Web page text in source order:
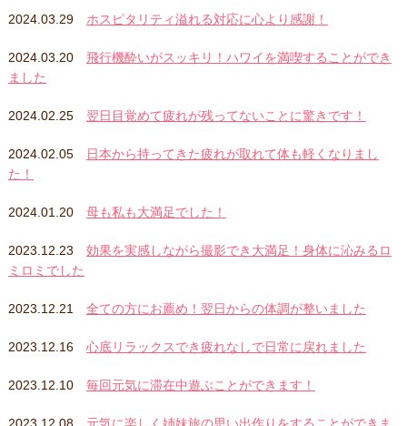
2024.03.29 ホスピタリティ溢れる対応に心より感謝！
2024.03.20
飛行機酔いがスッキリ！ハワイを満喫することができ
ました
2024.02.25 翌日目覚めて疲れが残ってないことに驚きです！
2024.02.05
日本から持ってきた疲れが取れて体も軽くなりまし
た！
2024.01.20 母も私も大満足でした！
2023.12.23
効果を実感しながら撮影でき大満足！身体に沁みるロ
ミロミでした
2023.12.21 全ての方にお薦め！翌日からの体調が整いました
2023.12.16 心底リラックスでき疲れなしで日常に戻れました
2023.12.10 毎回元気に滞在中遊ぶことができます！